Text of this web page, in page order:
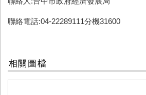
聯絡電話:04-22289111分機31600
相關圖檔